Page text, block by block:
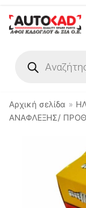
Μεταπηδήστε
στο
Αρχική σελίδα »
ΑΝΑΦΛΕΞΗΣ/